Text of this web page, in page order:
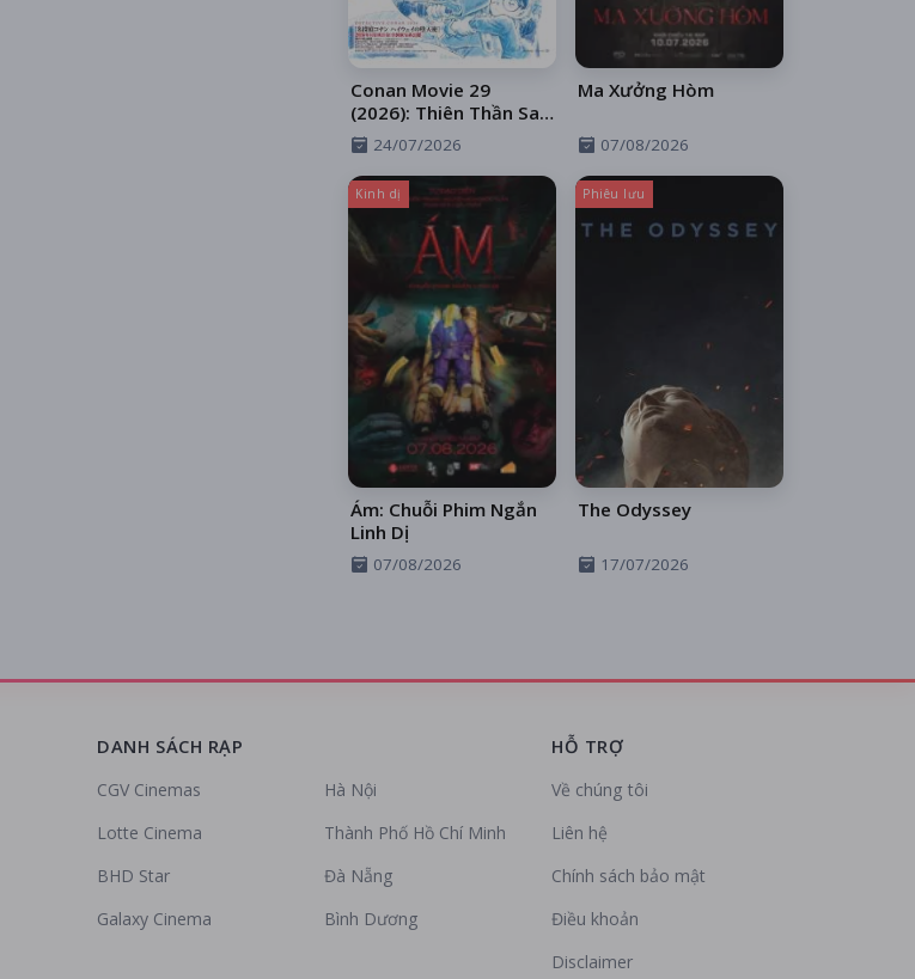
Conan Movie 29
(2026): Thiên Thần Sa
Ngã Trên Xa Lộ
24/07/2026
Ma Xưởng Hòm
07/08/2026
Kinh dị
Ám: Chuỗi Phim Ngắn
Linh Dị
07/08/2026
Phiêu lưu
The Odyssey
17/07/2026
DANH SÁCH RẠP
CGV Cinemas
Lotte Cinema
BHD Star
Galaxy Cinema
Hà Nội
Thành Phố Hồ Chí Minh
Đà Nẵng
Bình Dương
HỖ TRỢ
Về chúng tôi
Liên hệ
Chính sách bảo mật
Điều khoản
Disclaimer